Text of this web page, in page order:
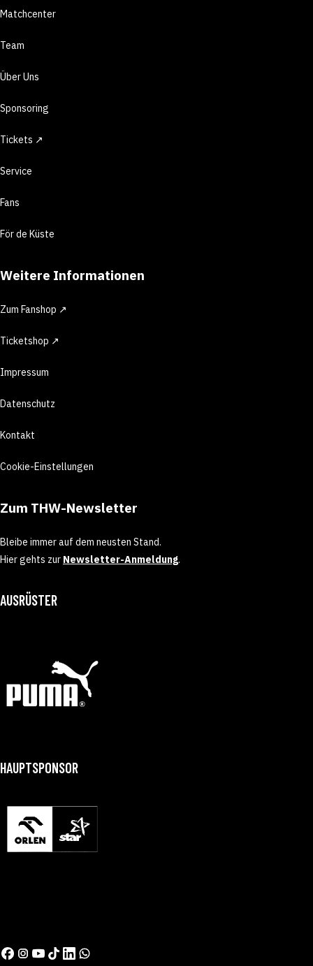
Matchcenter
Team
Über Uns
Sponsoring
Tickets ↗
Service
Fans
För de Küste
Weitere Informationen
Zum Fanshop ↗
Ticketshop ↗
Impressum
Datenschutz
Kontakt
Cookie-Einstellungen
Zum THW-Newsletter
Bleibe immer auf dem neusten Stand.
Hier gehts zur Newsletter-Anmeldung.
AUSRÜSTER
HAUPTSPONSOR